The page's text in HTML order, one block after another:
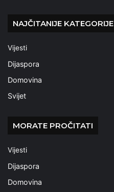
NAJČITANIJE KATEGORIJE
Vijesti
Dijaspora
Domovina
Svijet
MORATE PROČITATI
Vijesti
Dijaspora
Domovina